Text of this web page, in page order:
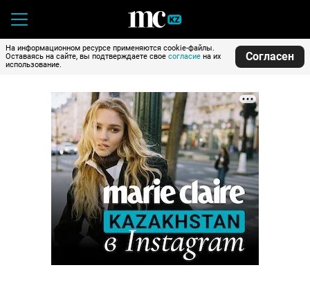
На информационном ресурсе применяются cookie-файлы.
Оставаясь на сайте, вы подтверждаете свое согласие на их
использование.
Согласен